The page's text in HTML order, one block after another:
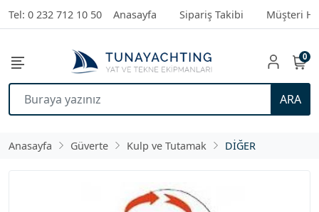
Tel: 0 232 712 10 50 Anasayfa Sipariş Takibi Müşteri
ARA
0
Anasayfa Güverte Kulp ve Tutamak DİĞER